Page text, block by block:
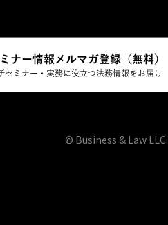
© Business & Law LLC.